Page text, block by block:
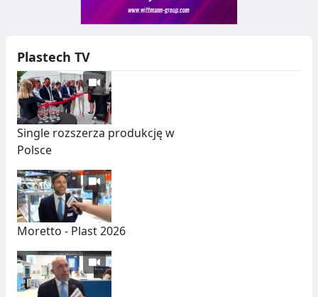
Plastech TV
Single rozszerza produkcję w
Polsce
Moretto - Plast 2026